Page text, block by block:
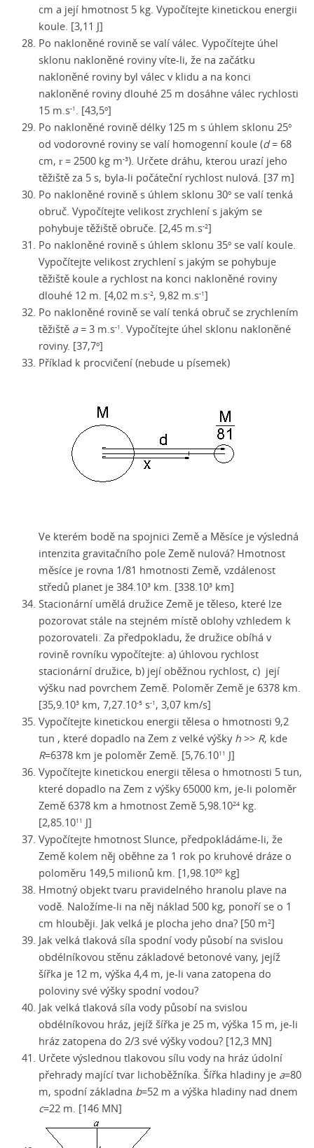
cm a její hmotnost 5 kg. Vypočítejte kinetickou energii
koule. [3,11 J]
Po nakloněné rovině se valí válec. Vypočítejte úhel
sklonu nakloněné rovinyvíte-li, že na začátku
nakloněné roviny byl válec v klidu a na konci
nakloněné roviny dlouhé 25 m dosáhne válec rychlosti
15 m.s-1 . [43,5o]
Po nakloněné rovině délky 125 m s úhlem sklonu 25o
od vodorovné roviny se valí homogenní koule (d= 68
cm, r = 2500 kg m-3). Určete dráhu, kterou urazí jeho
těžiště za 5 s, byla-li počáteční rychlost nulová. [37 m]
Po nakloněné rovině s úhlem sklonu 30o se valí tenká
obruč. Vypočítejte velikost zrychlení s jakým se
pohybuje těžiště obruče. [2,45 m.s-2]
Po nakloněné rovině s úhlem sklonu 35o se valí koule.
Vypočítejte velikost zrychlení s jakým se pohybuje
těžiště koule a rychlost na konci nakloněné roviny
dlouhé 12 m. [4,02 m.s-2, 9,82 m.s-1]
Po nakloněné rovině se valí tenká obruč se zrychlením
těžiště a= 3 m.s-1 . Vypočítejte úhel sklonu nakloněné
roviny. [37,7o]
Příklad k procvičení (nebude u písemek)
Ve kterém bodě na spojnici Země a Měsíce je výsledná
intenzita gravitačního pole Země nulová? Hmotnost
měsíce je rovna 1/81 hmotnosti Země, vzdálenost
středů planet je 384.103 km. [338.103 km]
Stacionární umělá družice Země je těleso, které lze
pozorovat stále na stejném místě oblohy vzhledem k
pozorovateli. Za předpokladu, že družice obíhá v
rovině rovníku vypočítejte: a) úhlovou rychlost
stacionární družice, b) její oběžnou rychlost, c) její
výšku nad povrchem Země. Poloměr Země je 6378 km.
[35,9.103 km, 7,27.10-5 s-1 , 3,07 km/s]
Vypočítejte kinetickou energii tělesa o hmotnosti 9,2
tun , které dopadlo na Zem z velké výšky h >> R, kde
R=6378 km je poloměr Země. [5,76.1011 J]
Vypočítejte kinetickou energii tělesa o hmotnosti 5 tun,
které dopadlo na Zem z výšky 65000 km, je-li poloměr
Země 6378 km a hmotnost Země 5,98.1024 kg.
[2,85.1011 J]
Vypočítejte hmotnost Slunce, předpokládáme-li, že
Země kolem něj oběhne za 1 rok po kruhové dráze o
poloměru 149,5 milionů km. [1,98.1030 kg]
Hmotný objekt tvaru pravidelného hranolu plave na
vodě. Naložíme-li na něj náklad 500 kg, ponoří se o 1
cm hlouběji. Jak velká je plocha jeho dna? [50 m2]
Jak velká tlaková síla spodní vody působí na svislou
obdélníkovou stěnu základové betonové vany, jejíž
šířka je 12 m, výška 4,4 m, je-li vana zatopena do
poloviny své výšky spodní vodou?
Jak velká tlaková síla vody působí na svislou
obdélníkovou hráz, jejíž šířka je 25 m, výška 15 m, je-li
hráz zatopena do 2/3 své výšky vodou? [12,3 MN]
Určete výslednou tlakovou sílu vody na hráz údolní
přehrady mající tvar lichoběžníka. Šířka hladiny je a=80
m, spodní základna b=52 m a výška hladiny nad dnem
c=22 m. [146 MN]